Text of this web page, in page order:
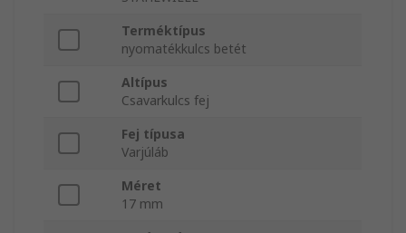
Terméktípus
nyomatékkulcs betét
Altípus
Csavarkulcs fej
Fej típusa
Varjúláb
Méret
17 mm